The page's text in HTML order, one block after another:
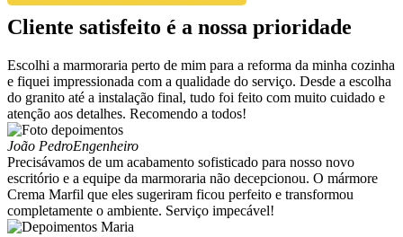
Cliente satisfeito é a nossa prioridade
Escolhi a marmoraria perto de mim para a reforma da minha cozinha
e fiquei impressionada com a qualidade do serviço. Desde a escolha
do granito até a instalação final, tudo foi feito com muito cuidado e
atenção aos detalhes. Recomendo a todos!
João PedroEngenheiro
Precisávamos de um acabamento sofisticado para nosso novo
escritório e a equipe da marmoraria não decepcionou. O mármore
Crema Marfil que eles sugeriram ficou perfeito e transformou
completamente o ambiente. Serviço impecável!